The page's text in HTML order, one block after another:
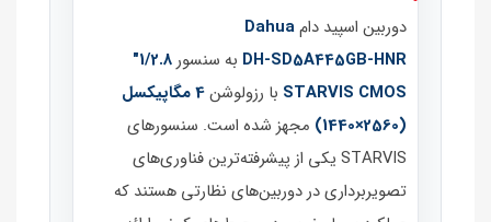
دوربین اسپید دامDahua
DH‑SD5A445GB‑HNR به سنسور
1/2.8"
STARVIS CMOS با رزولوشن
4 مگاپیکسل
(2560×1440)
مجهز شده است. سنسورهای
STARVIS یکی از پیشرفته‌ترین فناوری‌های
تصویربرداری در دوربین‌های نظارتی هستند که